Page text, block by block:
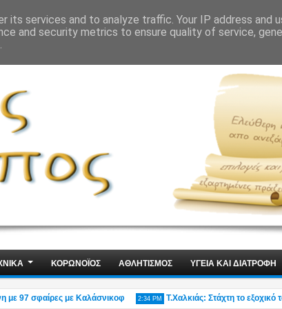
ΚΟΡΩΝΟΪΟΣ ΑΘΛΗΤΙΣΜΟΣ ΥΓΕΙΑ ΚΑΙ ΔΙΑΤΡΟΦΗ
σφαίρες με Καλάσνικοφ 2:34 PM Τ.Χαλκιάς: Στάχτη το εξοχικό του
its services and to analyze traffic. Your IP address and
and security metrics to ensure quality of service,